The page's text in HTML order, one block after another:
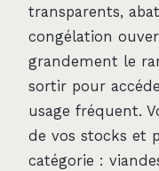
transparents,
congélation
grandement le
sortir pour
usage fréquent.
de vos stocks et
catégorie :